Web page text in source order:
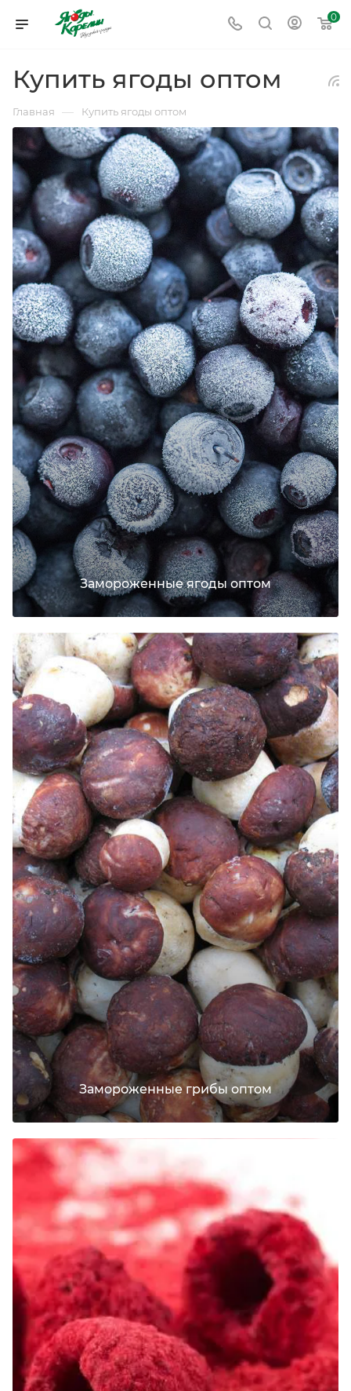
0
Купить ягоды оптом
Главная — Купить ягоды оптом
Замороженные ягоды оптом
Замороженные грибы оптом